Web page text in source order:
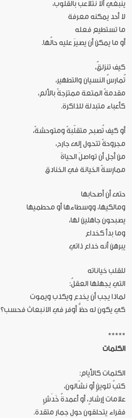
ينبغي ألا نتلاعب بالقلوب،
لا أحد يمكنه معرفة
ما تستطيع فعله
أو ما يمكن أن يصيرَ عليه حالُها.
كيف تنزلقُ،
تُمارسُ النسيان والتطهير،
مقدمةً المتعة ممتزجةً بالألم،
كأعباء متبدلة للذاكرة.
أو كيف تُصبح متقلّبةً ومتوحشةً،
مجروحةً تتحول إلى جارح،
من أجل أن تواصلَ الحياةَ
ممارِسةً الخيانة في الخنادق
حتى أن أصحابها
ومالكيها، ووسطاءها أو محطميها
يصبحون جاهلين لها،
وما بدأ كخداع
يبرهن أنه خداع ذاتي
للقلب خياناته
التي يجهلها العقلُ:
لماذا يجب أن يخدع ويكذب ويموت
كي يكون له حظُّ أوفر في الانبعاث فحسب؟
*****
الكلمات
الكلمات كالأيام:
كتبُ تلوينٍ أو نشّالون،
علامات إرشادٍ، أو أعمدةُ خَدْشٍ
فقراء يتحلقون حول جمار متقدة.